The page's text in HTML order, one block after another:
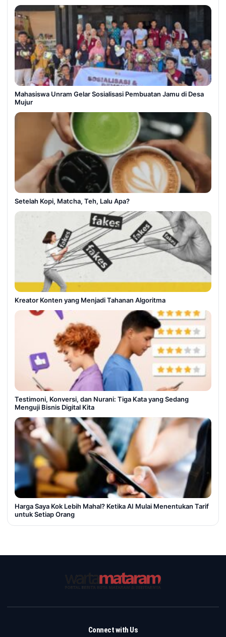
Mahasiswa Unram Gelar Sosialisasi Pembuatan Jamu di Desa
Mujur
Setelah Kopi, Matcha, Teh, Lalu Apa?
Kreator Konten yang Menjadi Tahanan Algoritma
Testimoni, Konversi, dan Nurani: Tiga Kata yang Sedang
Menguji Bisnis Digital Kita
Harga Saya Kok Lebih Mahal? Ketika AI Mulai Menentukan Tarif
untuk Setiap Orang
Connect with Us